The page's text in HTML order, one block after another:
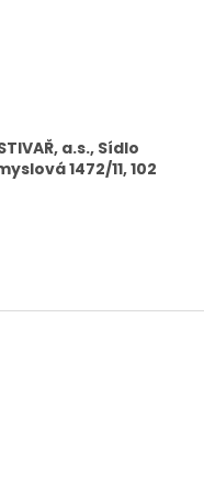
a.s., Sídlo
1472/11, 102